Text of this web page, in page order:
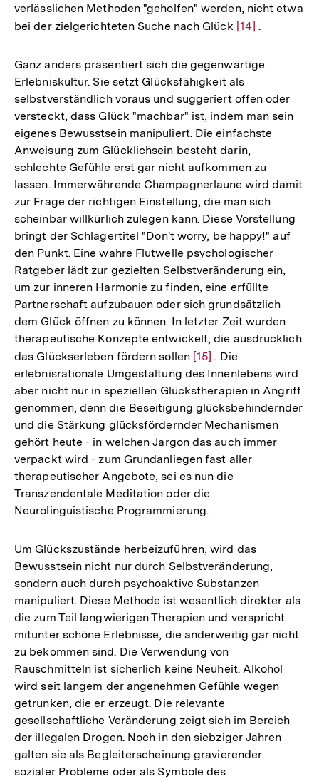
verlässlichen Methoden "geholfen" werden, nicht etwa
bei der zielgerichteten Suche nach Glück Zur
der
Fußnote
[14] .
Ganz anders präsentiert sich die gegenwärtige
Erlebniskultur. Sie setzt Glücksfähigkeit als
selbstverständlich voraus und suggeriert offen oder
versteckt, dass Glück "machbar" ist, indem man sein
eigenes Bewusstsein manipuliert. Die einfachste
Anweisung zum Glücklichsein besteht darin,
schlechte Gefühle erst gar nicht aufkommen zu
lassen. Immerwährende Champagnerlaune wird damit
zur Frage der richtigen Einstellung, die man sich
scheinbar willkürlich zulegen kann. Diese Vorstellung
bringt der Schlagertitel "Don't worry, be happy!" auf
den Punkt. Eine wahre Flutwelle psychologischer
Ratgeber lädt zur gezielten Selbstveränderung ein,
um zur inneren Harmonie zu finden, eine erfüllte
Partnerschaft aufzubauen oder sich grundsätzlich
dem Glück öffnen zu können. In letzter Zeit wurden
therapeutische Konzepte entwickelt, die ausdrücklich
das Glückserleben fördern sollen Zur
Auflösung
der
Fußnote
[15] . Die
erlebnisrationale Umgestaltung des Innenlebens wird
aber nicht nur in speziellen Glückstherapien in Angriff
genommen, denn die Beseitigung glücksbehindernder
und die Stärkung glücksfördernder Mechanismen
gehört heute - in welchen Jargon das auch immer
verpackt wird - zum Grundanliegen fast aller
therapeutischer Angebote, sei es nun die
Transzendentale Meditation oder die
Neurolinguistische Programmierung.
Um Glückszustände herbeizuführen, wird das
Bewusstsein nicht nur durch Selbstveränderung,
sondern auch durch psychoaktive Substanzen
manipuliert. Diese Methode ist wesentlich direkter als
die zum Teil langwierigen Therapien und verspricht
mitunter schöne Erlebnisse, die anderweitig gar nicht
zu bekommen sind. Die Verwendung von
Rauschmitteln ist sicherlich keine Neuheit. Alkohol
wird seit langem der angenehmen Gefühle wegen
getrunken, die er erzeugt. Die relevante
gesellschaftliche Veränderung zeigt sich im Bereich
der illegalen Drogen. Noch in den siebziger Jahren
galten sie als Begleiterscheinung gravierender
sozialer Probleme oder als Symbole des